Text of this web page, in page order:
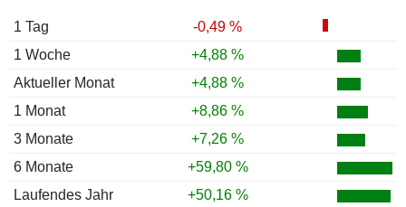
1 Tag
-0,49 %
1 Woche
+4,88 %
Aktueller Monat
+4,88 %
1 Monat
+8,86 %
3 Monate
+7,26 %
6 Monate
+59,80 %
Laufendes Jahr
+50,16 %